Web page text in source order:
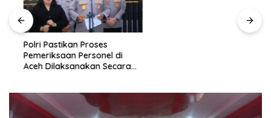
Polri Pastikan Proses
Pemeriksaan Personel di
Aceh Dilaksanakan Secara